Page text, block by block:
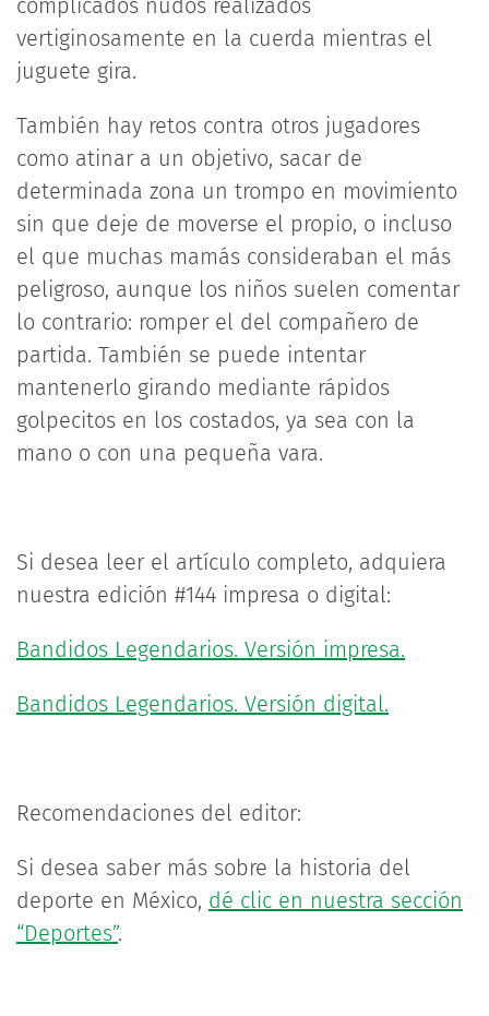
complicados nudos realizados
vertiginosamente en la cuerda mientras el
juguete gira.
También hay retos contra otros jugadores
como atinar a un objetivo, sacar de
determinada zona un trompo en movimiento
sin que deje de moverse el propio, o incluso
el que muchas mamás consideraban el más
peligroso, aunque los niños suelen comentar
lo contrario: romper el del compañero de
partida. También se puede intentar
mantenerlo girando mediante rápidos
golpecitos en los costados, ya sea con la
mano o con una pequeña vara.
Si desea leer el artículo completo, adquiera
nuestra edición #144 impresa o digital:
Bandidos Legendarios. Versión impresa.
Bandidos Legendarios. Versión digital.
Recomendaciones del editor:
Si desea saber más sobre la historia del
deporte en México, dé clic en nuestra sección
“Deportes”.